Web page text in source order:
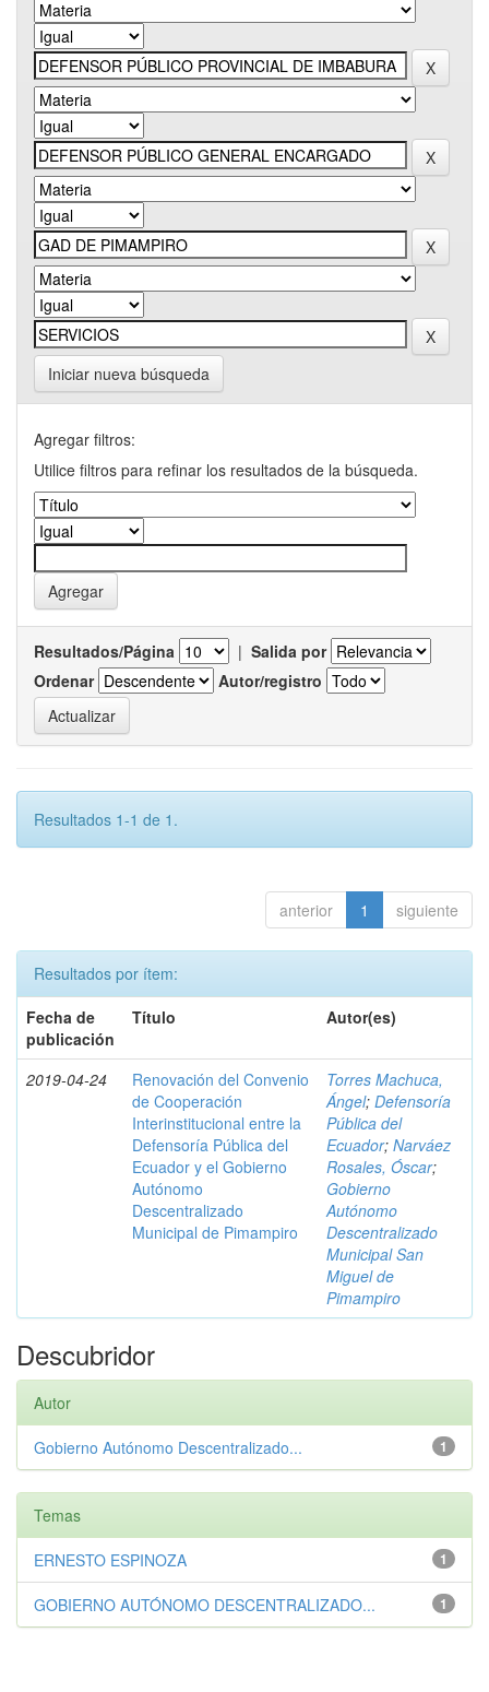
Iniciar nueva búsqueda
Agregar filtros:
Utilice filtros para refinar los resultados de la búsqueda.
Resultados/Página | Salida por
Ordenar
Autor/registro
Resultados 1-1 de 1.
anterior 1 siguiente
Resultados por ítem:
Fecha de
publicación
Título Autor(es)
2019-04-24
Renovación del Convenio
de Cooperación
Interinstitucional entre la
Defensoría Pública del
Ecuador y el Gobierno
Autónomo
Descentralizado
Municipal de Pimampiro
Torres Machuca,
Ángel; Defensoría
Pública del
Ecuador; Narváez
Rosales, Óscar;
Gobierno
Autónomo
Descentralizado
Municipal San
Miguel de
Pimampiro
Descubridor
Autor
1
Gobierno Autónomo Descentralizado...
Temas
1
ERNESTO ESPINOZA
1
GOBIERNO AUTÓNOMO DESCENTRALIZADO...